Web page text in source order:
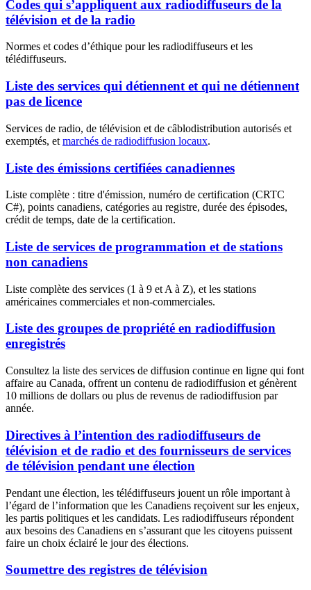
Codes qui s’appliquent aux radiodiffuseurs de la
télévision et de la radio
Normes et codes d’éthique pour les radiodiffuseurs et les
télédiffuseurs.
Liste des services qui détiennent et qui ne détiennent
pas de licence
Services de radio, de télévision et de câblodistribution autorisés et
exemptés, et marchés de radiodiffusion locaux.
Liste des émissions certifiées canadiennes
Liste complète : titre d'émission, numéro de certification (CRTC
C#), points canadiens, catégories au registre, durée des épisodes,
crédit de temps, date de la certification.
Liste de services de programmation et de stations
non canadiens
Liste complète des services (1 à 9 et A à Z), et les stations
américaines commerciales et non-commerciales.
Liste des groupes de propriété en radiodiffusion
enregistrés
Consultez la liste des services de diffusion continue en ligne qui font
affaire au Canada, offrent un contenu de radiodiffusion et génèrent
10 millions de dollars ou plus de revenus de radiodiffusion par
année.
Directives à l’intention des radiodiffuseurs de
télévision et de radio et des fournisseurs de services
de télévision pendant une élection
Pendant une élection, les télédiffuseurs jouent un rôle important à
l’égard de l’information que les Canadiens reçoivent sur les enjeux,
les partis politiques et les candidats. Les radiodiffuseurs répondent
aux besoins des Canadiens en s’assurant que les citoyens puissent
faire un choix éclairé le jour des élections.
Soumettre des registres de télévision